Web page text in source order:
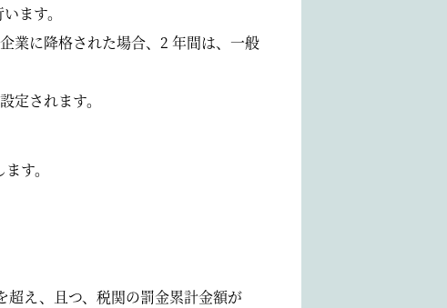
ます。
業に降格された場合、2 年間は、一般
定されます。
す。
超え、且つ、税関の罰金累計金額が